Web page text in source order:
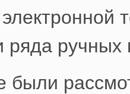
ряда
были